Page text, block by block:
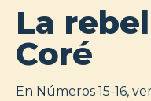
La
Coré
En Números 15-16,